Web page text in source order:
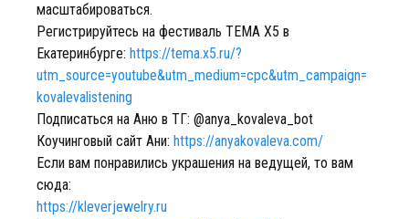
масштабироваться.
Регистрируйтесь на фестиваль ТЕМА X5 в
Екатеринбурге: https://tema.x5.ru/?
utm_source=youtube&utm_medium=cpc&utm_campaign=
kovalevalistening
Подписаться на Аню в ТГ: @anya_kovaleva_bot
Коучинговый сайт Ани: https://anyakovaleva.com/
Если вам понравились украшения на ведущей, то вам
сюда:
https://kleverjewelry.ru